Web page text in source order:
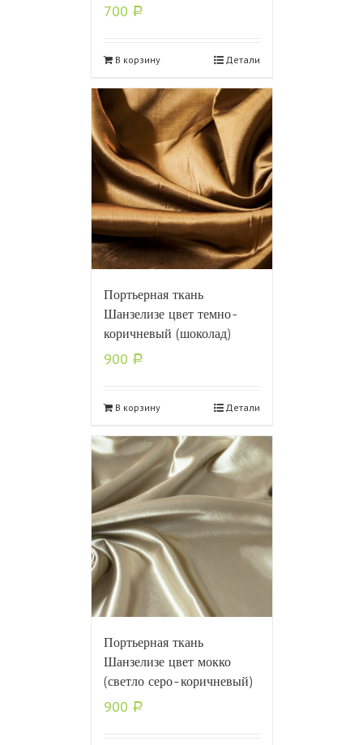
700 Р
В корзину Детали
Портьерная ткань
Шанзелизе цвет темно-
коричневый (шоколад)
900 Р
В корзину Детали
Портьерная ткань
Шанзелизе цвет мокко
(светло серо-коричневый)
900 Р